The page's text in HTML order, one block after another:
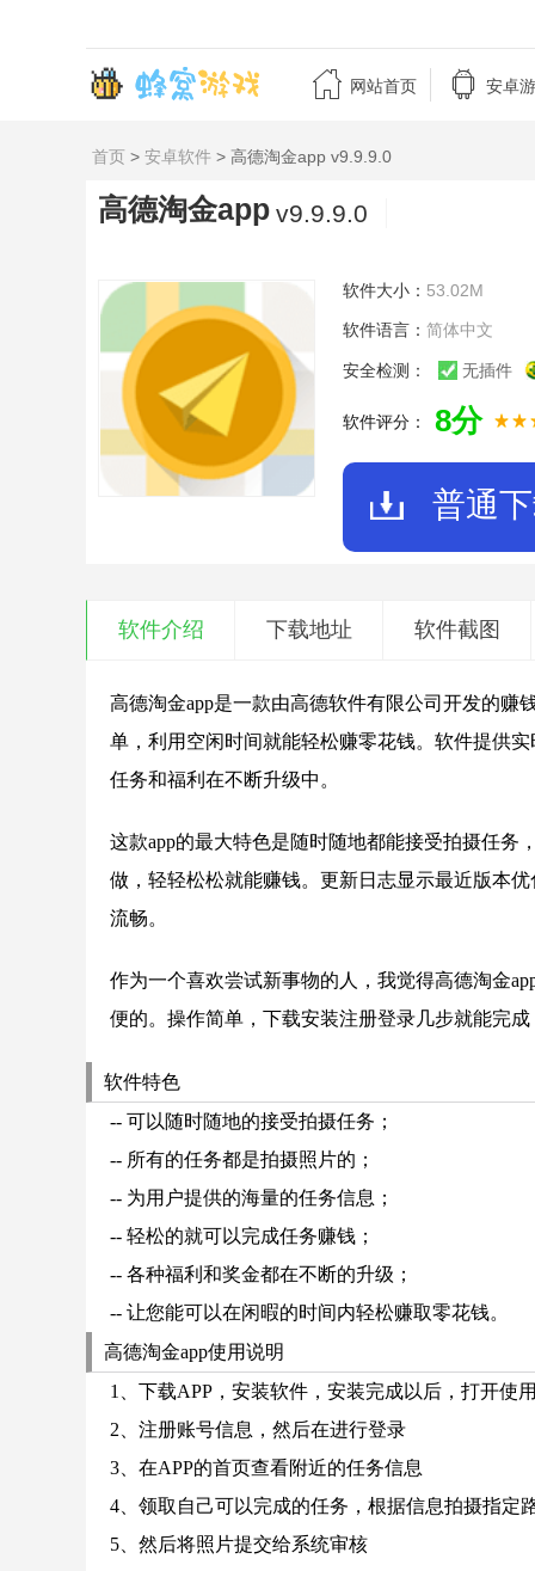
 网站首页  安卓
首页 > 安卓软件 > 高德淘金app v9.9.9.0
高德淘金app v9.9.9.0
软件大小： 53.02M
软件语言： 简体中文
安全检测： 无插件
软件评分： 8分
普通
软件介绍 下载地址 软件截图
高德淘金app是一款由高德软件有限公司开发的
单，利用空闲时间就能轻松赚零花钱。软件提供
任务和福利在不断升级中。
这款app的最大特色是随时随地都能接受拍摄任
做，轻轻松松就能赚钱。更新日志显示最近版本
流畅。
作为一个喜欢尝试新事物的人，我觉得高德淘金
便的。操作简单，下载安装注册登录几步就能完
软件特色
-- 可以随时随地的接受拍摄任务；
-- 所有的任务都是拍摄照片的；
-- 为用户提供的海量的任务信息；
-- 轻松的就可以完成任务赚钱；
-- 各种福利和奖金都在不断的升级；
-- 让您能可以在闲暇的时间内轻松赚取零花钱。
高德淘金app使用说明
1、下载APP，安装软件，安装完成以后，打开使用
2、注册账号信息，然后在进行登录
3、在APP的首页查看附近的任务信息
4、领取自己可以完成的任务，根据信息拍摄指定
5、然后将照片提交给系统审核